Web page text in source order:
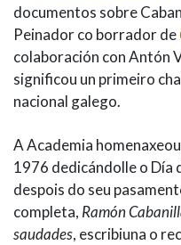
documentos sobre
Peinador co borrador de
colaboración con Antón
significou un primeiro
nacional galego.
A Academia
1976 dedicándolle o Día
despois do seu
completa, Ramón
saudades, escribiuna o